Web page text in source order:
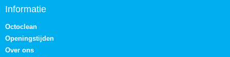
Informatie
Octoclean
Openingstijden
Over ons